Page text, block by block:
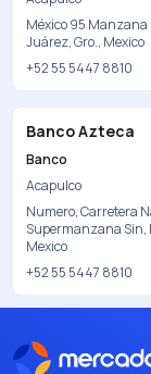
México 95 Manzana
Juárez, Gro., Mexico
+52 55 5447 8810
Banco Azteca
Banco
Acapulco
Numero, Carretera
Supermanzana Sin,
Mexico
+52 55 5447 8810